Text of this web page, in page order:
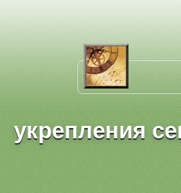
укрепления